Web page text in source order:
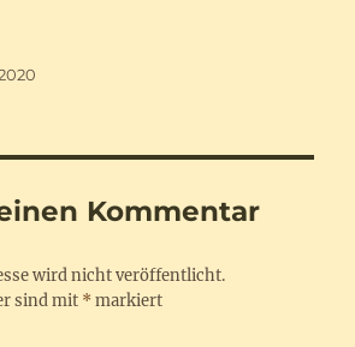
Kommentar
wird nicht veröffentlicht.
sind mit * markiert